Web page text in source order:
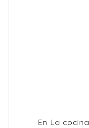
En La